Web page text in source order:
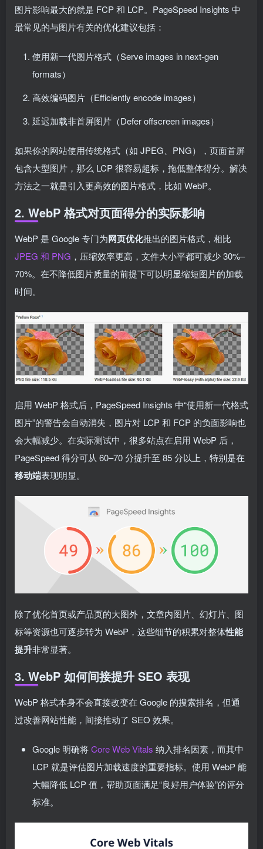
图片影响最大的就是 FCP 和 LCP。PageSpeed Insights 中
最常见的与图片有关的优化建议包括：
使用新一代图片格式（Serve images in next-gen
formats）
高效编码图片（Efficiently encode images）
延迟加载非首屏图片（Defer offscreen images）
如果你的网站使用传统格式（如 JPEG、PNG），页面首屏
包含大型图片，那么 LCP 很容易超标，拖低整体得分。解决
方法之一就是引入更高效的图片格式，比如 WebP。
2. WebP 格式对页面得分的实际影响
WebP 是 Google 专门为网页优化推出的图片格式，相比
JPEG 和 PNG ，压缩效率更高，文件大小平都可减少 30%–
70%。在不降低图片质量的前提下可以明显缩短图片的加载
时间。
启用 WebP 格式后，PageSpeed Insights 中“使用新一代格式
图片”的警告会自动消失，图片对 LCP 和 FCP 的负面影响也
会大幅减少。在实际测试中，很多站点在启用 WebP 后，
PageSpeed 得分可从 60–70 分提升至 85 分以上，特别是在
移动端表现明显。
除了优化首页或产品页的大图外，文章内图片、幻灯片、图
标等资源也可逐步转为 WebP，这些细节的积累对整体性能
提升非常显著。
3. WebP 如何间接提升 SEO 表现
WebP 格式本身不会直接改变在 Google 的搜索排名，但通
过改善网站性能，间接推动了 SEO 效果。
Google 明确将Core Web Vitals 纳入排名因素，而其中
LCP 就是评估图片加载速度的重要指标。使用 WebP 能
大幅降低 LCP 值，帮助页面满足“良好用户体验”的评分
标准。